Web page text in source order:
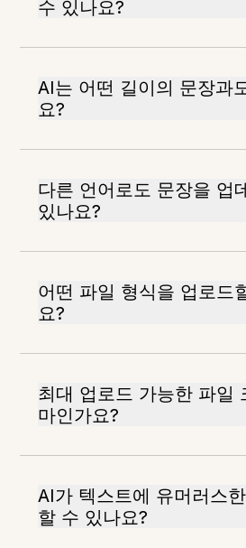
수 있나요?
AI는 어떤 길이의 문장과
요?
다른 언어로도 문장을 업
있나요?
어떤 파일 형식을 업로드
요?
최대 업로드 가능한 파일
마인가요?
AI가 텍스트에 유머러스
할 수 있나요?